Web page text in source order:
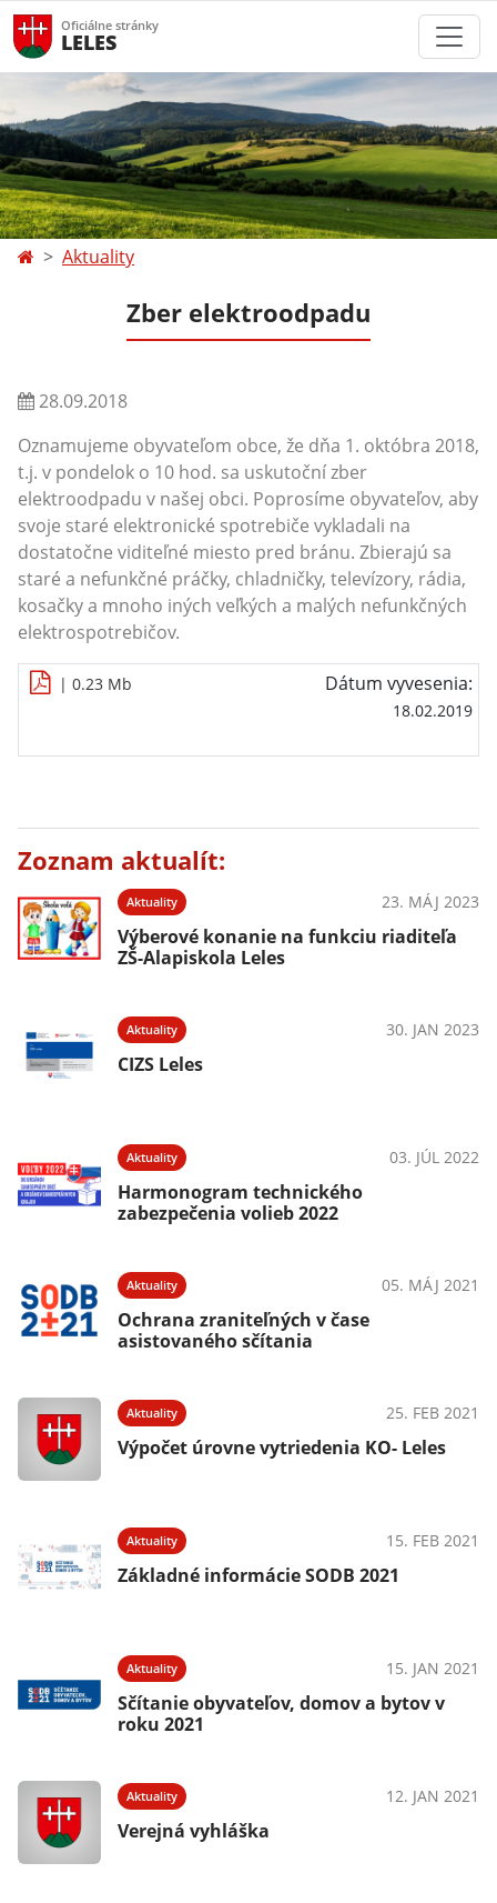
Oficiálne stránky
LELES
Aktuality
Zber elektroodpadu
28.09.2018
Oznamujeme obyvateľom obce, že dňa 1. októbra 2018,
t.j. v pondelok o 10 hod. sa uskutoční zber
elektroodpadu v našej obci. Poprosíme obyvateľov, aby
svoje staré elektronické spotrebiče vykladali na
dostatočne viditeľné miesto pred bránu. Zbierajú sa
staré a nefunkčné práčky, chladničky, televízory, rádia,
kosačky a mnoho iných veľkých a malých nefunkčných
elektrospotrebičov.
| 0.23 Mb Dátum vyvesenia:
18.02.2019
Zoznam aktualít:
Aktuality 23. MÁJ 2023
Výberové konanie na funkciu riaditeľa
ZŠ-Alapiskola Leles
Aktuality 30. JAN 2023
CIZS Leles
Aktuality 03. JÚL 2022
Harmonogram technického
zabezpečenia volieb 2022
Aktuality 05. MÁJ 2021
Ochrana zraniteľných v čase
asistovaného sčítania
Aktuality 25. FEB 2021
Výpočet úrovne vytriedenia KO- Leles
Aktuality 15. FEB 2021
Základné informácie SODB 2021
Aktuality 15. JAN 2021
Sčítanie obyvateľov, domov a bytov v
roku 2021
Aktuality 12. JAN 2021
Verejná vyhláška